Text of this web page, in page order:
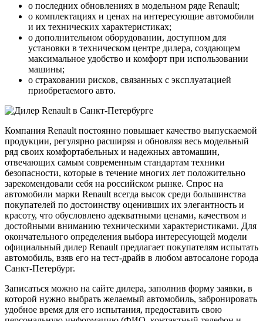
о последних обновлениях в модельном ряде Renault;
о комплектациях и ценах на интересующие автомобили
и их технических характеристиках;
о дополнительном оборудовании, доступном для
установки в техническом центре дилера, создающем
максимальное удобство и комфорт при использовании
машины;
о страховании рисков, связанных с эксплуатацией
приобретаемого авто.
Компания Renault постоянно повышает качество выпускаемой
продукции, регулярно расширяя и обновляя весь модельный
ряд своих комфортабельных и надежных автомашин,
отвечающих самым современным стандартам техники
безопасности, которые в течение многих лет положительно
зарекомендовали себя на российском рынке. Спрос на
автомобили марки Renault всегда высок среди большинства
покупателей по достоинству оценивших их элегантность и
красоту, что обусловлено адекватными ценами, качеством и
достойными вниманию техническими характеристиками. Для
окончательного определения выбора интересующей модели
официальный дилер Renault предлагает покупателям испытать
автомобиль, взяв его на тест-драйв в любом автосалоне города
Санкт-Петербург.
Записаться можно на сайте дилера, заполнив форму заявки, в
которой нужно выбрать желаемый автомобиль, забронировать
удобное время для его испытания, предоставить свою